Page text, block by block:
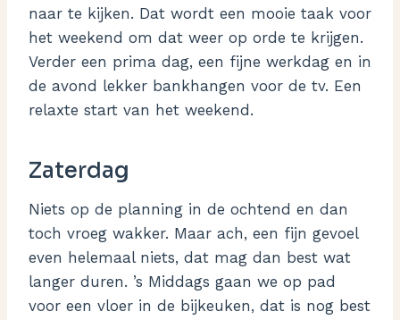
naar te kijken. Dat wordt een mooie taak voor
het weekend om dat weer op orde te krijgen.
Verder een prima dag, een fijne werkdag en in
de avond lekker bankhangen voor de tv. Een
relaxte start van het weekend.
Zaterdag
Niets op de planning in de ochtend en dan
toch vroeg wakker. Maar ach, een fijn gevoel
even helemaal niets, dat mag dan best wat
langer duren. ’s Middags gaan we op pad
voor een vloer in de bijkeuken, dat is nog best